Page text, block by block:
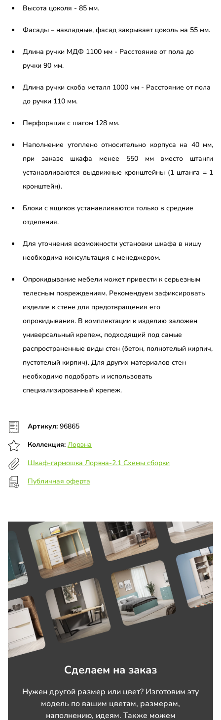
Высота цоколя - 85 мм.
Фасады – накладные, фасад закрывает цоколь на 55 мм.
Длина ручки МДФ 1100 мм - Расстояние от пола до
ручки 90 мм.
Длина ручки скоба металл 1000 мм - Расстояние от пола
до ручки 110 мм.
Перфорация с шагом 128 мм.
Наполнение утоплено относительно корпуса на 40 мм,
при заказе шкафа менее 550 мм вместо штанги
устанавливаются выдвижные кронштейны (1 штанга = 1
кронштейн).
Блоки с ящиков устанавливаются только в средние
отделения.
Для уточнения возможности установки шкафа в нишу
необходима консультация с менеджером.
Опрокидывание мебели может привести к серьезным
телесным повреждениям. Рекомендуем зафиксировать
изделие к стене для предотвращения его
опрокидывания. В комплектации к изделию заложен
универсальный крепеж, подходящий под самые
распространенные виды стен (бетон, полнотелый кирпич,
пустотелый кирпич). Для других материалов стен
необходимо подобрать и использовать
специализированный крепеж.
Артикул: 96865
Коллекция: Лорэна
Шкаф-гармошка Лорэна-2.1 Схемы сборки
Публичная оферта
Сделаем на заказ
Нужен другой размер или цвет? Изготовим эту
модель по вашим цветам, размерам,
наполнению, идеям. Также можем